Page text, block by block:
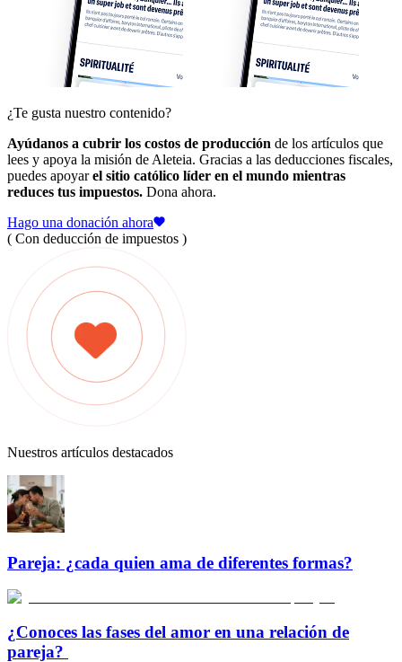
¿Te gusta nuestro contenido?
Ayúdanos a cubrir los costos de producción de los artículos que
lees y apoya la misión de Aleteia. Gracias a las deducciones fiscales,
puedes apoyarel sitio católico líder en el mundo mientras
reduces tus impuestos. Dona ahora.
Hago una donación ahora
( Con deducción de impuestos )
Nuestros artículos destacados
Pareja: ¿cada quien ama de diferentes formas?
¿Conoces las fases del amor en una relación de
pareja?